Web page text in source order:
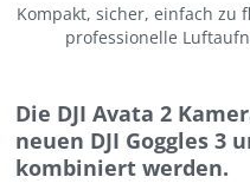
Kompakt, sicher, einfach zu
professionelle
Die DJI Avata 2
neuen DJI Goggles 3
kombiniert werden.